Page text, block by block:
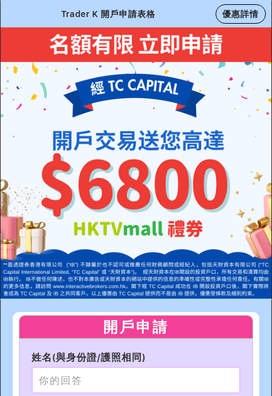
Trader K 開戶申請表格 優惠詳情
開戶申請
姓名(與身份證/護照相同)